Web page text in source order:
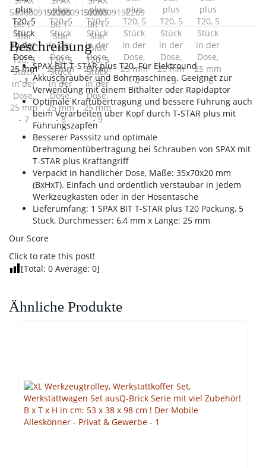
Beschreibung
SPAX BIT T-STAR plus T20. Für Elektround
Akkuschrauber und Bohrmaschinen. Geeignet zur
Verwendung mit einem Bithalter oder Rapidaptor
Optimale Kraftübertragung und bessere Führung auch
beim Verarbeiten über Kopf durch T-STAR plus mit
Führungszapfen
Besserer Passsitz und optimale
Drehmomentübertragung bei Schrauben von SPAX mit
T-STAR plus Kraftangriff
Verpackt in handlicher Dose, Maße: 35x70x20 mm
(BxHxT). Einfach und ordentlich verstaubar in jedem
Werkzeugkasten oder in der Hosentasche
Lieferumfang: 1 SPAX BIT T-STAR plus T20 Packung, 5
Stück, Durchmesser: 6,4 mm x Länge: 25 mm
Our Score
Click to rate this post!
[Total: 0 Average: 0]
Ähnliche Produkte